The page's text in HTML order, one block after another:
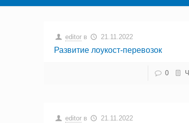
editor в 21.11.2022
Развитие лоукост-перевозок
0
editor в 21.11.2022